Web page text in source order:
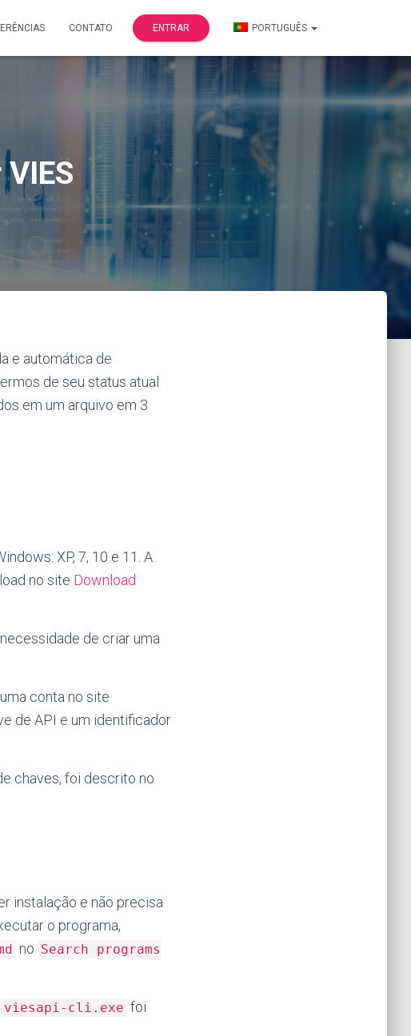
CONTATO ENTRAR PORTUGUÊS
e automática de
de seu status atual
em um arquivo em 3
XP, 7, 10 e 11. A
no site Download
de criar uma
conta no site
de API e um identificador
chaves, foi descrito no
instalação e não precisa
o programa,
no Search programs
viesapi-cli.exe foi